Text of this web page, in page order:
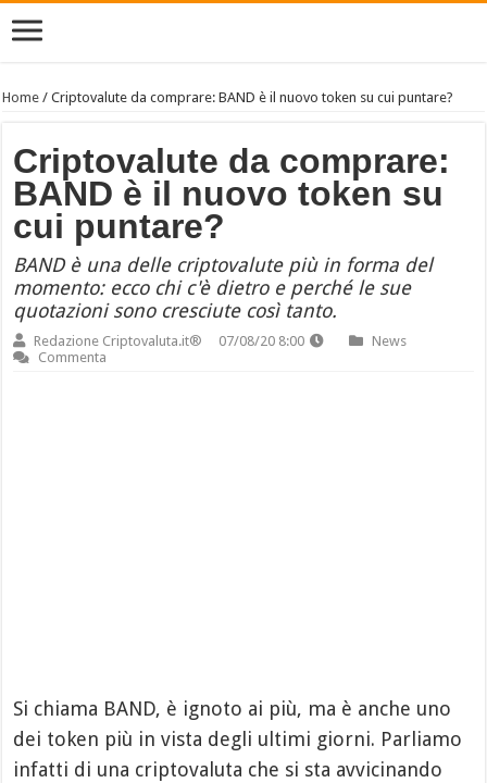
Home /Criptovalute da comprare: BAND è il nuovo token su cui puntare?
Criptovalute da comprare:
BAND è il nuovo token su
cui puntare?
BAND è una delle criptovalute più in forma del
momento: ecco chi c'è dietro e perché le sue
quotazioni sono cresciute così tanto.
Redazione Criptovaluta.it® 07/08/20 8:00
News
Commenta
Si chiama BAND, è ignoto ai più, ma è anche uno
dei token più in vista degli ultimi giorni. Parliamo
infatti di una criptovaluta che si sta avvicinando